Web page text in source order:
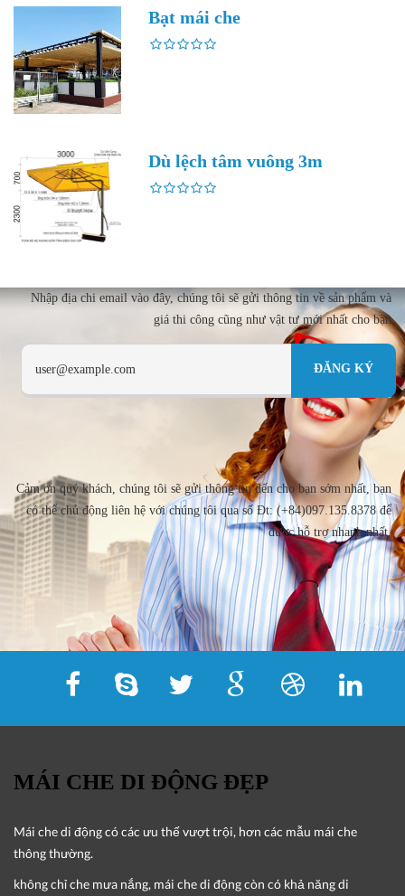
Bạt mái che
Dù lệch tâm vuông 3m
Nhập địa chi email vào đây, chúng tôi sẽ gửi thông tin về sản phẩm và
giá thi công cũng như vật tư mới nhất cho bạn
Cảm ơn quý khách, chúng tôi sẽ gửi thông tin đến cho bạn sớm nhất, bạn
có thể chủ động liên hệ với chúng tôi qua số Đt: (+84)097.135.8378 để
được hỗ trợ nhanh nhất.
MÁI CHE DI ĐỘNG ĐẸP
Mái che di độngcó các ưu thế vượt trội, hơn các mẫu mái che
thông thường.
không chỉ che mưa nắng, mái che di động còn có khả năng di